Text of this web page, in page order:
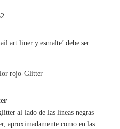
art liner y esmalte’ debe ser
al lado de las líneas negras
aproximadamente como en las